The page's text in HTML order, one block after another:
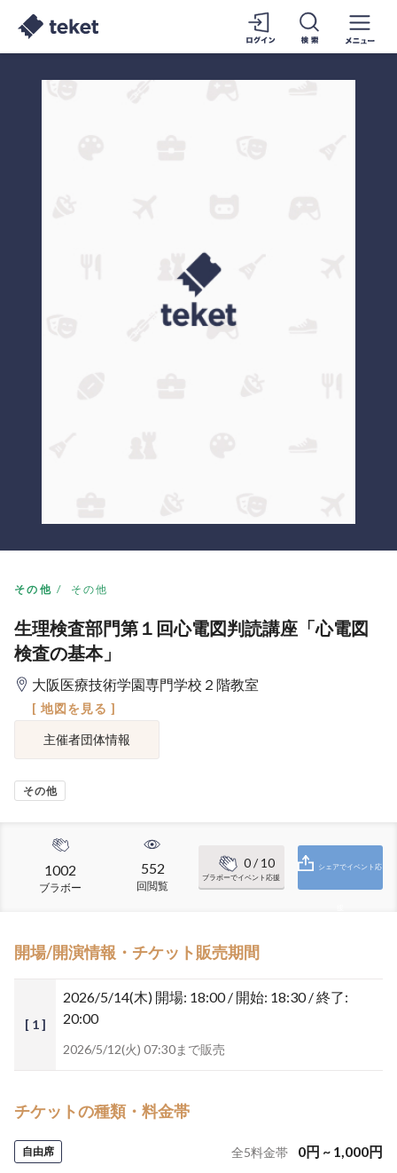
その他 その他
生理検査部門第１回心電図判読講座「心電図
検査の基本」
大阪医療技術学園専門学校２階教室
[ 地図を見る ]
主催者団体情報
その他
1002
ブラボー
552
回閲覧
0/ 10
ブラボーでイベント応援
シェアでイベント応
開場/開演情報・チケット販売期間
[ 1 ]
2026/5/14(木) 開場: 18:00 / 開始: 18:30 / 終了:
20:00
2026/5/12(火) 07:30まで販売
チケットの種類・料金帯
自由席 全5料金帯 0円 ~ 1,000円